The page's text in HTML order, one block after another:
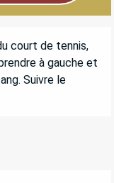
court de tennis,
à gauche et
Suivre le